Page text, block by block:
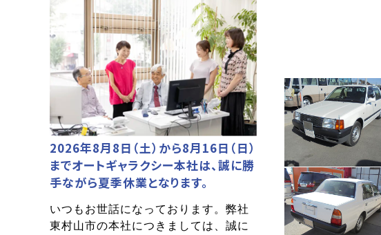
2026年8月8日（土）から8月16日（日）
までオートギャラクシー本社は、誠に勝
手ながら夏季休業となります。
いつもお世話になっております。弊社
東村山市の本社につきましては、誠に